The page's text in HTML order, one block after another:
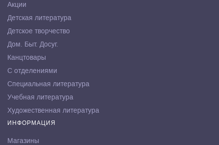
Акции
Детская литература
Детское творчество
Дом. Быт. Досуг.
Канцтовары
С отделениями
Специальная литература
Учебная литература
Художественная литература
ИНФОРМАЦИЯ
Магазины